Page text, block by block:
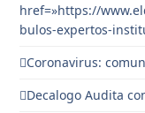
href=»https://
bulos-expertos-
Coronavirus:
Decalogo Audita